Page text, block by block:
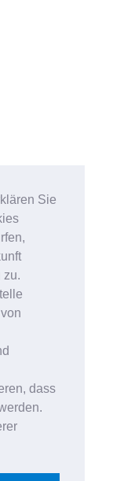
Sie
zu.
dass